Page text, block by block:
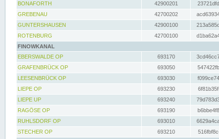
BONAFORTH
42900201
GREBENAU
42700202
GUNTERSHAUSEN
42900100
ROTENBURG
42700100
FINOWKANAL
EBERSWALDE OP
693170
GRAFENBRÜCK OP
693050
LEESENBRÜCK OP
693030
LIEPE OP
693230
LIEPE UP
693240
RAGÖSE OP
693190
RUHLSDORF OP
693010
STECHER OP
693210